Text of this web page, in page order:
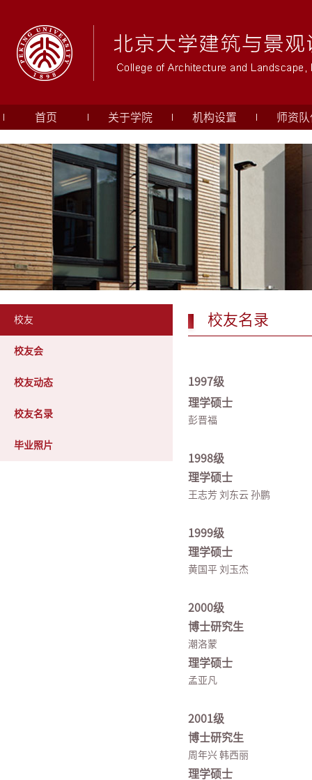
首页 关于学院 机构设置 师资队
校友
校友会
校友动态
校友名录
毕业照片
校友名录
1997级
理学硕士
彭晋福
1998级
理学硕士
王志芳 刘东云 孙鹏
1999级
理学硕士
黄国平 刘玉杰
2000级
博士研究生
潮洛蒙
理学硕士
孟亚凡
2001级
博士研究生
周年兴 韩西丽
理学硕士